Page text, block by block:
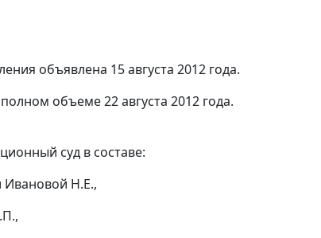
объявлена 15 августа 2012 года.
объеме 22 августа 2012 года.
суд в составе:
Ивановой Н.Е.,